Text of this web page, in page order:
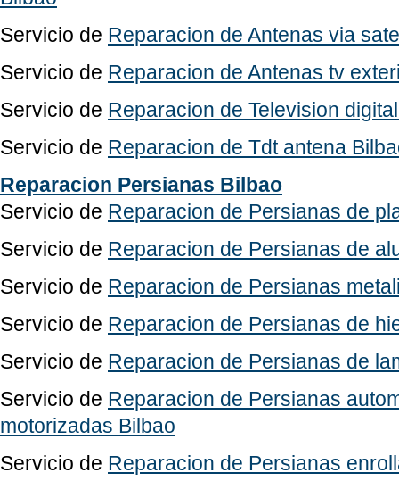
Servicio de Reparacion de Antenas via
Servicio de Reparacion de Antenas tv
Servicio de Reparacion de Television
Servicio de Reparacion de Tdt antena
Reparacion Persianas Bilbao
Servicio de Reparacion de Persianas de
Servicio de Reparacion de Persianas de
Servicio de Reparacion de Persianas
Servicio de Reparacion de Persianas de
Servicio de Reparacion de Persianas de
Servicio de Reparacion de Persianas
motorizadas Bilbao
Servicio de Reparacion de Persianas